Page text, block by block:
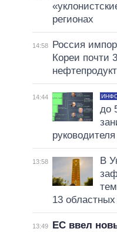
регионах
14:58
Россия
Кореи почти
14:44
до
13:58
В
13
13:49
ЕС ввел